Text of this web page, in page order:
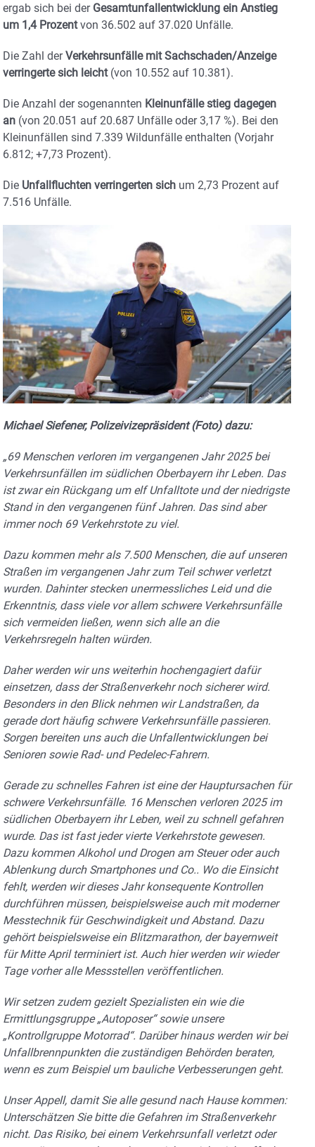
ergab sich bei der Gesamtunfallentwicklung ein Anstieg
um 1,4 Prozentvon 36.502 auf 37.020 Unfälle.
Die Zahl derVerkehrsunfälle mit Sachschaden/Anzeige
verringerte sich leicht(von 10.552 auf 10.381).
Die Anzahl der sogenannten Kleinunfälle stieg dagegen
an (von 20.051 auf 20.687 Unfälle oder 3,17 %). Bei den
Kleinunfällen sind 7.339 Wildunfälle enthalten (Vorjahr
6.812; +7,73 Prozent).
Die Unfallfluchten verringerten sich um 2,73 Prozent auf
7.516 Unfälle.
Michael Siefener, Polizeivizepräsident (Foto) dazu:
„69 Menschen verloren im vergangenen Jahr 2025 bei
Verkehrsunfällen im südlichen Oberbayern ihr Leben. Das
ist zwar ein Rückgang um elf Unfalltote und der niedrigste
Stand in den vergangenen fünf Jahren. Das sind aber
immer noch 69 Verkehrstote zu viel.
Dazu kommen mehr als 7.500 Menschen, die auf unseren
Straßen im vergangenen Jahr zum Teil schwer verletzt
wurden. Dahinter stecken unermessliches Leid und die
Erkenntnis, dass viele vor allem schwere Verkehrsunfälle
sich vermeiden ließen, wenn sich alle an die
Verkehrsregeln halten würden.
Daher werden wir uns weiterhin hochengagiert dafür
einsetzen, dass der Straßenverkehr noch sicherer wird.
Besonders in den Blick nehmen wir Landstraßen, da
gerade dort häufig schwere Verkehrsunfälle passieren.
Sorgen bereiten uns auch die Unfallentwicklungen bei
Senioren sowie Rad- und Pedelec-Fahrern.
Gerade zu schnelles Fahren ist eine der Hauptursachen für
schwere Verkehrsunfälle. 16 Menschen verloren 2025 im
südlichen Oberbayern ihr Leben, weil zu schnell gefahren
wurde. Das ist fast jeder vierte Verkehrstote gewesen.
Dazu kommen Alkohol und Drogen am Steuer oder auch
Ablenkung durch Smartphones und Co.. Wo die Einsicht
fehlt, werden wir dieses Jahr konsequente Kontrollen
durchführen müssen, beispielsweise auch mit moderner
Messtechnik für Geschwindigkeit und Abstand. Dazu
gehört beispielsweise ein Blitzmarathon, der bayernweit
für Mitte April terminiert ist. Auch hier werden wir wieder
Tage vorher alle Messstellen veröffentlichen.
Wir setzen zudem gezielt Spezialisten ein wie die
Ermittlungsgruppe „Autoposer“ sowie unsere
„Kontrollgruppe Motorrad“. Darüber hinaus werden wir bei
Unfallbrennpunkten die zuständigen Behörden beraten,
wenn es zum Beispiel um bauliche Verbesserungen geht.
Unser Appell, damit Sie alle gesund nach Hause kommen:
Unterschätzen Sie bitte die Gefahren im Straßenverkehr
nicht. Das Risiko, bei einem Verkehrsunfall verletzt oder